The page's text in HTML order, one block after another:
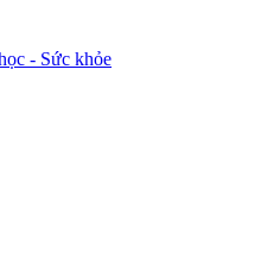
- Sức khỏe